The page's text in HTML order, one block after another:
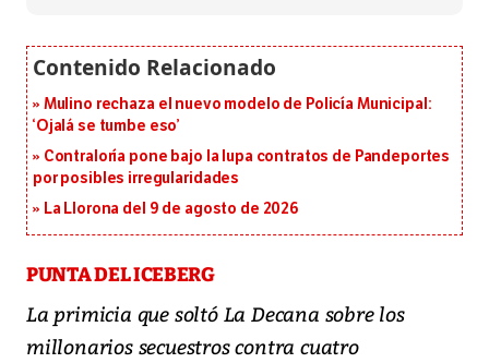
Mulino rechaza el nuevo modelo de Policía Municipal:
‘Ojalá se tumbe eso’
Contraloría pone bajo la lupa contratos de Pandeportes
por posibles irregularidades
La Llorona del 9 de agosto de 2026
PUNTA DEL ICEBERG
La primicia que soltó La Decana sobre los
millonarios secuestros contra cuatro